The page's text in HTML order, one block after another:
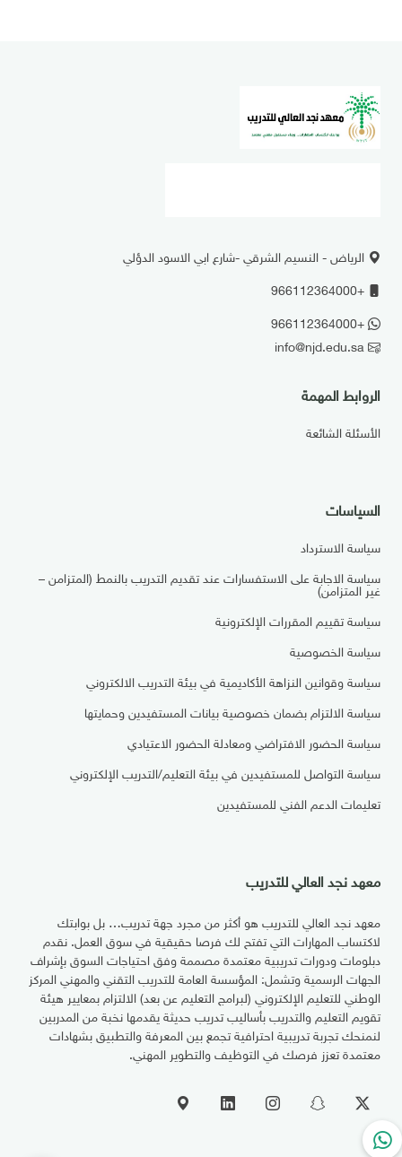
الرياض - النسيم الشرقي -شارع ابي الاسود الدؤلي
+966112364000
+966112364000
info@njd.edu.sa
الروابط المهمة
الأسئلة الشائعة
السياسات
سياسة الاسترداد
سياسة الاجابة على الاستفسارات عند تقديم التدريب بالنمط (المتزامن –
غير المتزامن)
سياسة تقييم المقررات الإلكترونية
سياسة الخصوصية
سياسة وقوانين النزاهة الأكاديمية في بيئة التدريب الالكتروني
سياسة الالتزام بضمان خصوصية بيانات المستفيدين وحمايتها
سياسة الحضور الافتراضي ومعادلة الحضور الاعتيادي
سياسة التواصل للمستفيدين في بيئة التعليم/التدريب الإلكتروني
تعليمات الدعم الفني للمستفيدين
معهد نجد العالي للتدريب
معهد نجد العالي للتدريب هو أكثر من مجرد جهة تدريب… بل بوابتك
لاكتساب المهارات التي تفتح لك فرصا حقيقية في سوق العمل. نقدم
دبلومات ودورات تدريبية معتمدة مصممة وفق احتياجات السوق بإشراف
الجهات الرسمية وتشمل: المؤسسة العامة للتدريب التقني والمهني المركز
الوطني للتعليم الإلكتروني (لبرامج التعليم عن بعد) الالتزام بمعايير هيئة
تقويم التعليم والتدريب بأساليب تدريب حديثة يقدمها نخبة من المدربين
لنمنحك تجربة تدريبية احترافية تجمع بين المعرفة والتطبيق بشهادات
معتمدة تعزز فرصك في التوظيف والتطوير المهني.